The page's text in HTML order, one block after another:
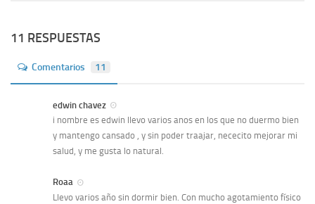
11 RESPUESTAS
Comentarios 11
edwin chavez
i nombre es edwin llevo varios anos en los que no duermo bien
y mantengo cansado , y sin poder traajar, nececito mejorar mi
salud, y me gusta lo natural.
Roaa
Llevo varios año sin dormir bien. Con mucho agotamiento físico